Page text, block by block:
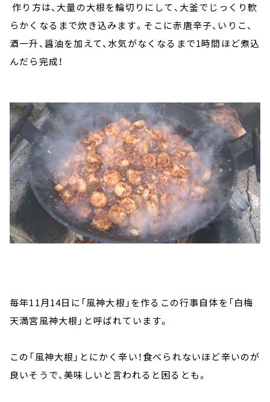
作り方は、大量の大根を輪切りにして、大釜でじっくり軟
らかくなるまで炊き込みます。そこに赤唐辛子、いりこ、
酒一升、醤油を加えて、水気がなくなるまで1時間ほど煮込
んだら完成！
毎年11月14日に「風神大根」を作るこの行事自体を「白梅
天満宮風神大根」と呼ばれています。
この「風神大根」とにかく辛い！食べられないほど辛いのが
良いそうで、美味しいと言われると困るとも。